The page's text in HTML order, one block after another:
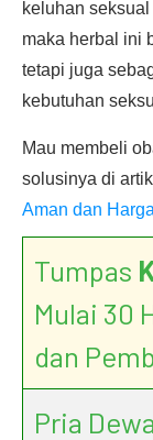
keluhan
maka herbal ini
tetapi juga
kebutuhan
Mau membeli
solusinya di
Aman dan
Tumpas
Mulai 30
dan
Pria